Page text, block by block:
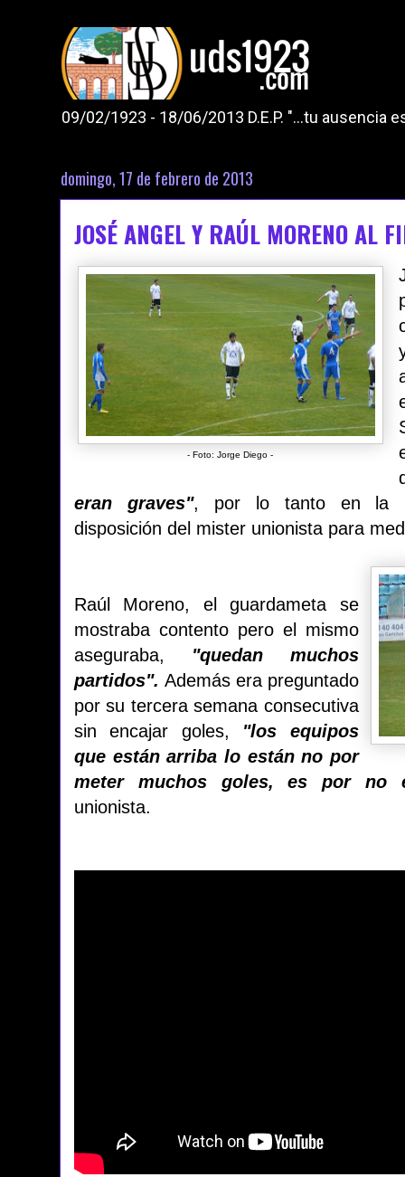
09/02/1923 - 18/06/2013 D.E.P. "...tu ausencia
domingo, 17 de febrero de 2013
JOSÉ ANGEL Y RAÚL MORENO AL
- Foto: Jorge Diego -
eran graves", por lo tanto en la
disposición del mister unionista para
Raúl Moreno, el guardameta se
mostraba contento pero el mismo
aseguraba, "quedan muchos
partidos". Además era preguntado
por su tercera semana consecutiva
sin encajar goles, "los equipos
que están arriba lo están no por
meter muchos goles, es por no
unionista.